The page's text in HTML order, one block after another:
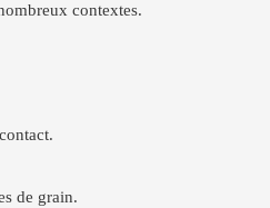
contextes.
de grain.